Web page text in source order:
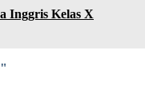
Inggris Kelas X